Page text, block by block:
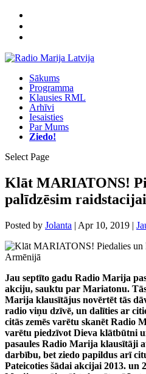
Sākums
Programma
Klausies RML
Arhīvi
Iesaisties
Par Mums
Ziedo!
Select Page
Klāt MARIATONS!
palīdzēsim
Posted by Jolanta | Apr 10, 2019 |
Jau septīto gadu Radio Marija
akciju, sauktu par Mariatonu.
Marija klausītājus novērtēt tās
radio viņu dzīvē, un dalīties ar
citās zemēs varētu skanēt Radio
varētu piedzīvot Dieva klātbūtni
pasaules Radio Marija klausītāji
darbību, bet ziedo papildus arī
Pateicoties šādai akcijai 2013. un